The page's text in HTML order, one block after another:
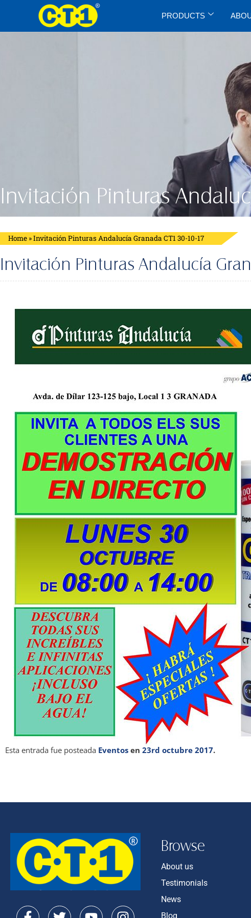
PRODUCTS
Invitación Pinturas
Home »Invitación Pinturas Andalucía Granada CT1 30-10-17
Invitación Pinturas Andalucía
Esta entrada fue posteada Eventos en 23rd octubre 2017.
Browse
About us
Testimonials
News
Blog